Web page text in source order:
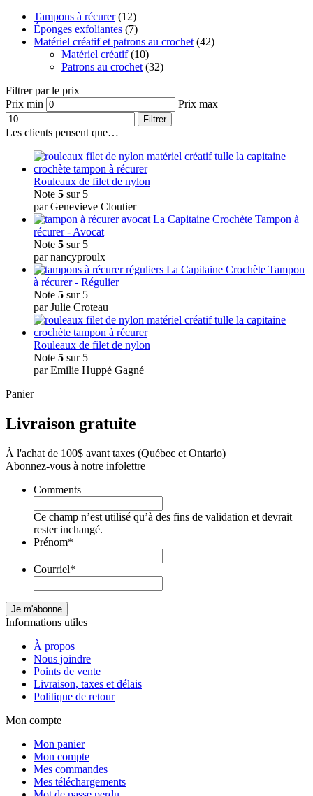
Tampons à récurer (12)
Éponges exfoliantes (7)
Matériel créatif et patrons au crochet (42)
Matériel créatif (10)
Patrons au crochet (32)
Filtrer par le prix
Prix min
Prix max
Filtrer
Les clients pensent que…
Rouleaux de filet de nylon
Note 5 sur 5
par Genevieve Cloutier
Tampon à
récurer - Avocat
Note 5 sur 5
par nancyproulx
Tampon
à récurer - Régulier
Note 5 sur 5
par Julie Croteau
Rouleaux de filet de nylon
Note 5 sur 5
par Emilie Huppé Gagné
Panier
Livraison gratuite
À l'achat de 100$ avant taxes (Québec et Ontario)
Abonnez-vous à notre infolettre
Comments
Ce champ n’est utilisé qu’à des fins de validation et devrait
rester inchangé.
Prénom*
Courriel*
Informations utiles
À propos
Nous joindre
Points de vente
Livraison, taxes et délais
Politique de retour
Mon compte
Mon panier
Mon compte
Mes commandes
Mes téléchargements